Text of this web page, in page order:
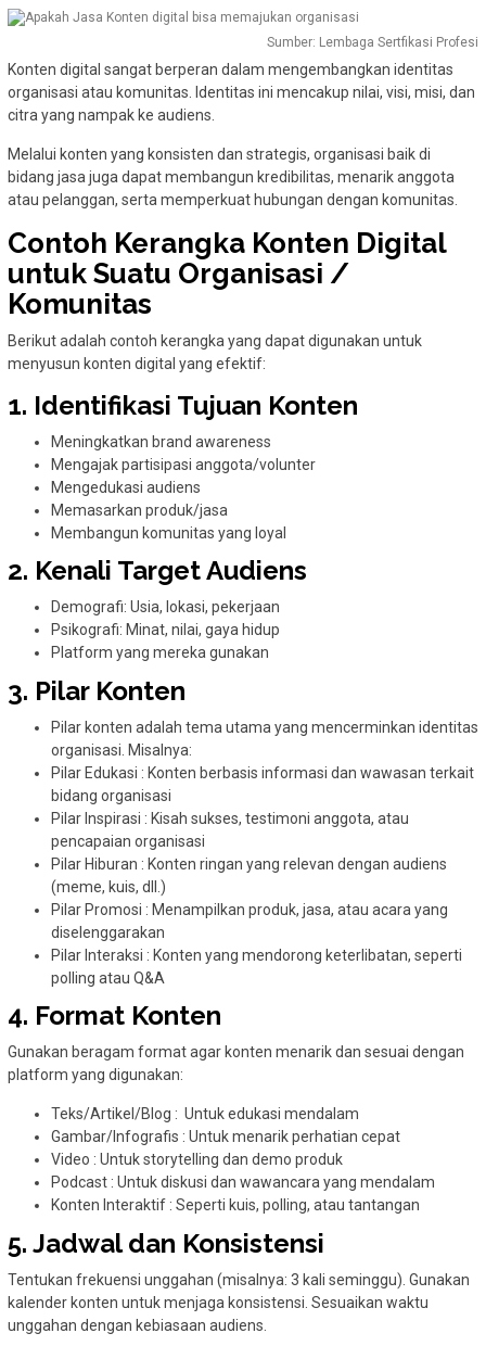
Sumber: Lembaga Sertfikasi Profesi
Konten digital sangat berperan dalam mengembangkan identitas
organisasi atau komunitas. Identitas ini mencakup nilai, visi, misi, dan
citra yang nampak ke audiens.
Melalui konten yang konsisten dan strategis, organisasi baik di
bidang jasa juga dapat membangun kredibilitas, menarik anggota
atau pelanggan, serta memperkuat hubungan dengan komunitas.
Contoh Kerangka Konten Digital
untuk Suatu Organisasi /
Komunitas
Berikut adalah contoh kerangka yang dapat digunakan untuk
menyusun konten digital yang efektif:
1. Identifikasi Tujuan Konten
Meningkatkan brand awareness
Mengajak partisipasi anggota/volunter
Mengedukasi audiens
Memasarkan produk/jasa
Membangun komunitas yang loyal
2. Kenali Target Audiens
Demografi: Usia, lokasi, pekerjaan
Psikografi: Minat, nilai, gaya hidup
Platform yang mereka gunakan
3. Pilar Konten
Pilar konten adalah tema utama yang mencerminkan identitas
organisasi. Misalnya:
Pilar Edukasi : Konten berbasis informasi dan wawasan terkait
bidang organisasi
Pilar Inspirasi : Kisah sukses, testimoni anggota, atau
pencapaian organisasi
Pilar Hiburan : Konten ringan yang relevan dengan audiens
(meme, kuis, dll.)
Pilar Promosi : Menampilkan produk, jasa, atau acara yang
diselenggarakan
Pilar Interaksi : Konten yang mendorong keterlibatan, seperti
polling atau Q&A
4. Format Konten
Gunakan beragam format agar konten menarik dan sesuai dengan
platform yang digunakan:
Teks/Artikel/Blog : Untuk edukasi mendalam
Gambar/Infografis : Untuk menarik perhatian cepat
Video : Untuk storytelling dan demo produk
Podcast : Untuk diskusi dan wawancara yang mendalam
Konten Interaktif : Seperti kuis, polling, atau tantangan
5. Jadwal dan Konsistensi
Tentukan frekuensi unggahan (misalnya: 3 kali seminggu). Gunakan
kalender konten untuk menjaga konsistensi. Sesuaikan waktu
unggahan dengan kebiasaan audiens.